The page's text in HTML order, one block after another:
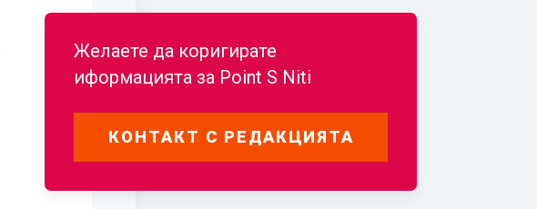
Желаете да коригирате
иформацията за Point S Niti
КОНТАКТ С РЕДАКЦИЯТА